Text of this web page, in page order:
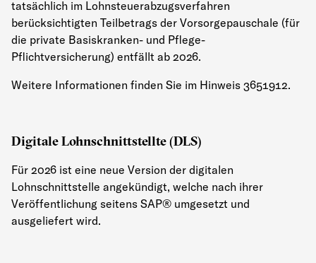
tatsächlich im Lohnsteuerabzugsverfahren
berücksichtigten Teilbetrags der Vorsorgepauschale (für
die private Basiskranken- und Pflege-
Pflichtversicherung) entfällt ab 2026.
Weitere Informationen finden Sie im Hinweis 3651912.
Digitale Lohnschnittstellte (DLS)
Für 2026 ist eine neue Version der digitalen
Lohnschnittstelle angekündigt, welche nach ihrer
Veröffentlichung seitens SAP® umgesetzt und
ausgeliefert wird.